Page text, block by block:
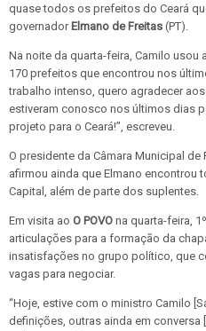
quase todos os prefeitos do Ceará
governador Elmano de Freitas (PT).
Na noite da quarta-feira, Camilo
170 prefeitos que encontrou nos
trabalho intenso, quero agradecer
estiveram conosco nos últimos dias
projeto para o Ceará!”, escreveu.
O presidente da Câmara Municipal de
afirmou ainda que Elmano encontrou
Capital, além de parte dos suplentes.
Em visita ao O POVO na quarta-feira,
articulações para a formação da
insatisfações no grupo político, que
vagas para negociar.
“Hoje, estive com o ministro Camilo
definições, outras ainda em conversa